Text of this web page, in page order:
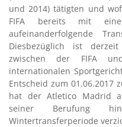
und 2014) tätigten und
FIFA bereits mit
aufeinanderfolgende
Diesbezüglich ist
zwischen der FIFA
internationalen
Entscheid zum 01.06.2017
hat der Atletico Madrid
seiner Berufung
Wintertransferperiode